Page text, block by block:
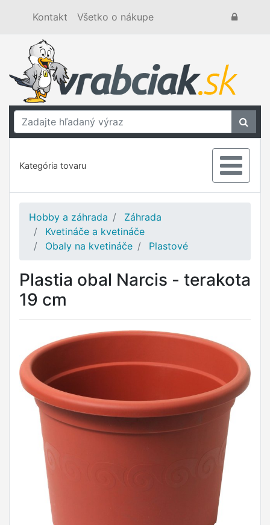
Kontakt Všetko o nákupe
Kategória tovaru
Hobby a záhrada
Záhrada
Kvetináče a kvetináče
Obaly na kvetináče
Plastové
Plastia obal Narcis - terakota
19 cm